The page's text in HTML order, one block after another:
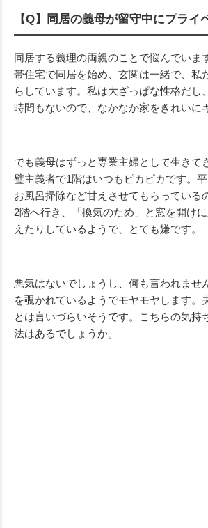
【Q】同居の義母が留守中にプライ
同居する義理の両親のことで悩んでいま
帯住宅で同居を始め、玄関は一緒で、私
らしています。私は大ざっぱな性格だし
時間もないので、なかなか家をきれいに
でも義母はずっと専業主婦として生きて
璧主義者で1階はいつもピカピカです。
お風呂掃除など甘えさせてもらってい
2階へ行き、「換気のため」と窓を開け
えたりしているようで、とても嫌です。
悪気はないでしょうし、何も言われませ
を覗かれているようでモヤモヤします。
とは言いづらいそうです。こちらの気持
法はあるでしょうか。